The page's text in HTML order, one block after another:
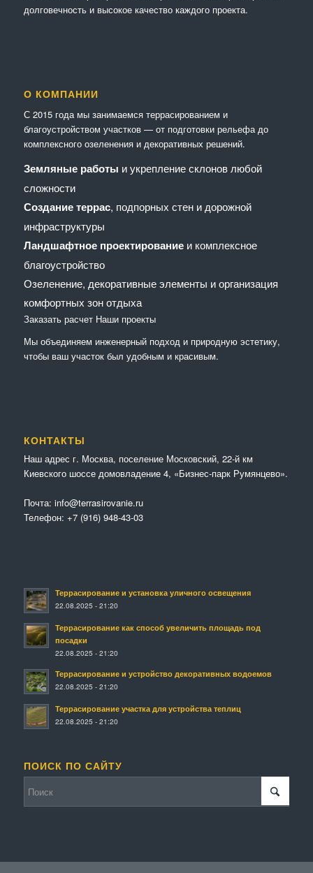
долговечность и высокое качество каждого проекта.
О КОМПАНИИ
С 2015 года мы занимаемся террасированием и
благоустройством участков — от подготовки рельефа до
комплексного озеленения и декоративных решений.
Земляные работы и укрепление склонов любой
сложности
Создание террас, подпорных стен и дорожной
инфраструктуры
Ландшафтное проектированиеи комплексное
благоустройство
Озеленение, декоративные элементы и организация
комфортных зон отдыха
Заказать расчет Наши проекты
Мы объединяем инженерный подход и природную эстетику,
чтобы ваш участок был удобным и красивым.
КОНТАКТЫ
Наш адрес г. Москва, поселение Московский, 22-й км
Киевского шоссе домовладение 4, «Бизнес-парк Румянцево».
Почта: info@terrasirovanie.ru
Телефон: +7 (916) 948-43-03
Террасирование и установка уличного освещения
22.08.2025 - 21:20
Террасирование как способ увеличить площадь под
посадки
22.08.2025 - 21:20
Террасирование и устройство декоративных водоемов
22.08.2025 - 21:20
Террасирование участка для устройства теплиц
22.08.2025 - 21:20
ПОИСК ПО САЙТУ